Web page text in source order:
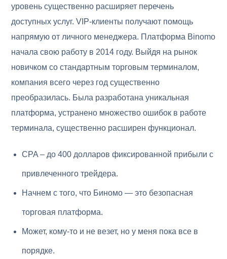
уровень существенно расширяет перечень
доступных услуг. VIP-клиенты получают помощь
напрямую от личного менеджера. Платформа Binomo
начала свою работу в 2014 году. Выйдя на рынок
новичком со стандартным торговым терминалом,
компания всего через год существенно
преобразилась. Была разработана уникальная
платформа, устранено множество ошибок в работе
терминала, существенно расширен функционал.
CPA – до 400 долларов фиксированной прибыли с
привлеченного трейдера.
Начнем с того, что Биномо — это безопасная
торговая платформа.
Может, кому-то и не везет, но у меня пока все в
порядке.